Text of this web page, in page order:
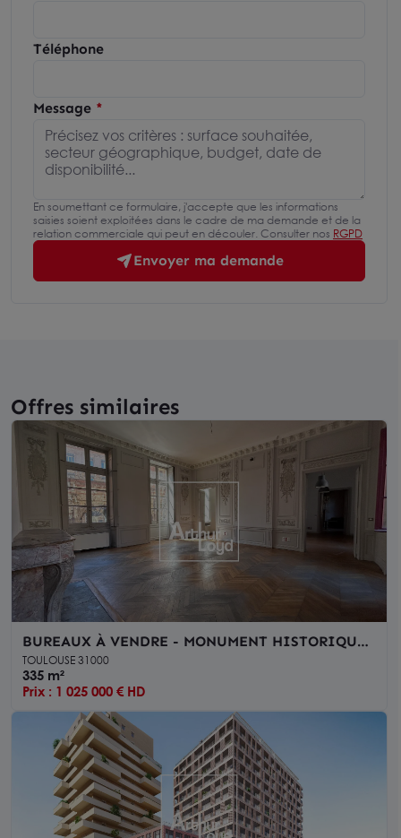
Téléphone
Message
En soumettant ce formulaire, j'accepte que les informations
saisies soient exploitées dans le cadre de ma demande et de la
relation commerciale qui peut en découler. Consulter nos RGPD
Envoyer ma demande
Offres similaires
BUREAUX À VENDRE - MONUMENT HISTORIQUE
- CARMES TOULOUSE
TOULOUSE 31000
335 m²
Prix : 1 025 000 € HD